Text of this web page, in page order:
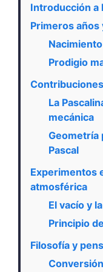
Introducción a
Primeros años
Prodigio
La
mecánica
Geometría
Pascal
Experimentos
atmosférica
El vacío y
Principio
Filosofía y